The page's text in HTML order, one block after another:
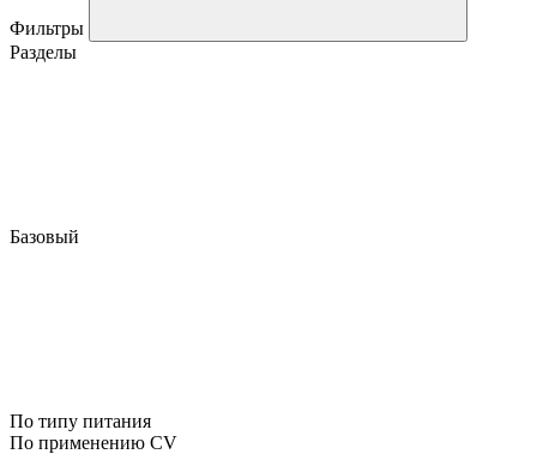
Фильтры
Разделы
Базовый
По типу питания
По применению CV